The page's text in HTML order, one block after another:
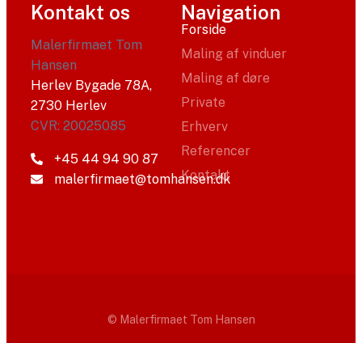
Navigation
Forside
Maling af vinduer
Maling af døre
Private
Erhverv
Referencer
Kontakt
Kontakt os
Malerfirmaet Tom
Hansen
Herlev Bygade 78A,
2730 Herlev
CVR: 20025085
+45 44 94 90 87
malerfirmaet@tomhansen.dk
© Malerfirmaet Tom Hansen